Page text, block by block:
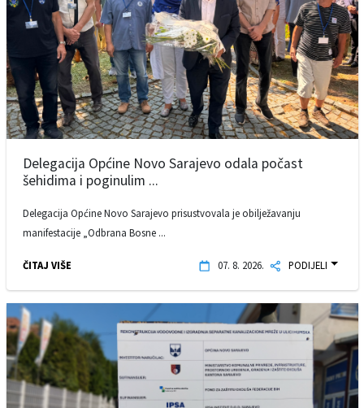
Delegacija Općine Novo Sarajevo odala počast
šehidima i poginulim ...
Delegacija Općine Novo Sarajevo prisustvovala je obilježavanju
manifestacije „Odbrana Bosne ...
ČITAJ VIŠE 07. 8. 2026. PODIJELI